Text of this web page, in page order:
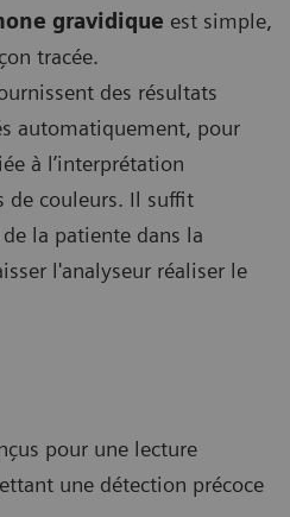
gravidique est simple,
tracée.
des résultats
automatiquement, pour
à l’interprétation
de couleurs. Il suffit
la patiente dans la
l'analyseur réaliser le
pour une lecture
une détection précoce